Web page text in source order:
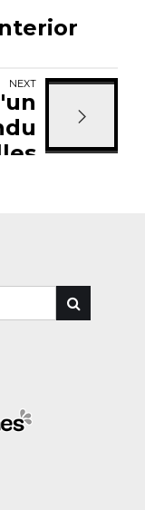
NEXT